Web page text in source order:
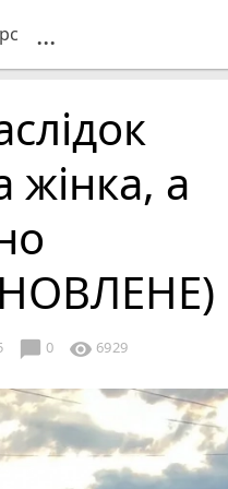
...
жінка, а
chat_bubble 0 visibility 6929